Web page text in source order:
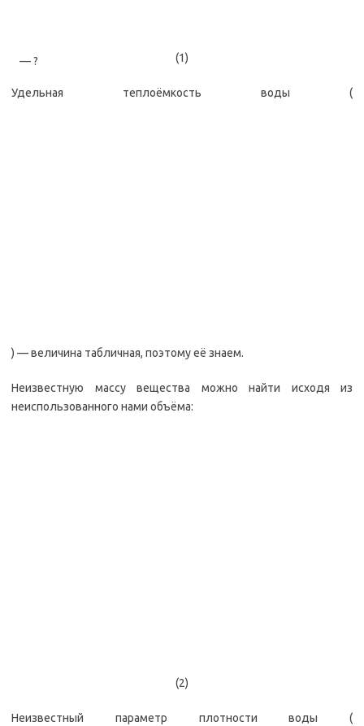
— ? (1)
Удельная теплоёмкость воды (
) — величина табличная, поэтому её знаем.
Неизвестную массу вещества можно найти исходя из
неиспользованного нами объёма:
(2)
Неизвестный параметр плотности воды (